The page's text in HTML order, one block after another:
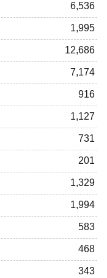
6,536
1,995
12,686
7,174
916
1,127
731
201
1,329
1,994
583
468
343